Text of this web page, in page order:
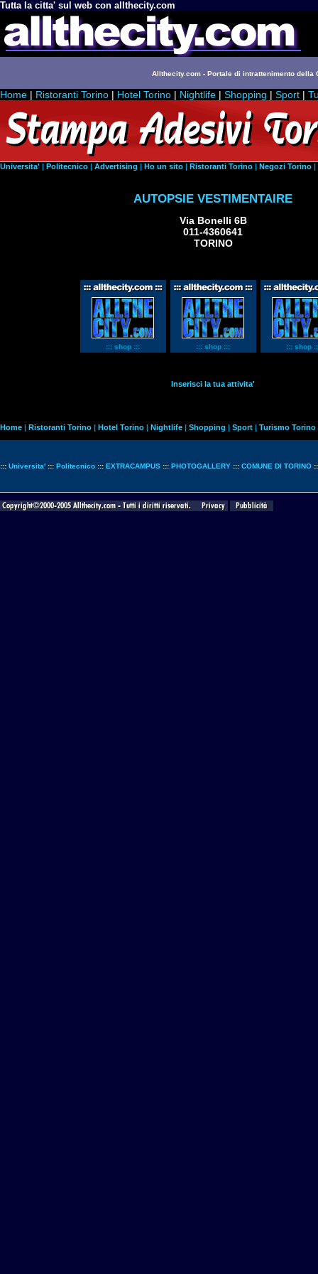
Tutta la citta' sul web con allthecity.com
Allthecity.com - Portale di intrattenimento della
Home | Ristoranti Torino | Hotel Torino | Nightlife | Shopping | Sport |
Universita' | Politecnico | Advertising | Ho un sito | Ristoranti Torino | Negozi Torino |
AUTOPSIE VESTIMENTAIRE
Via Bonelli 6B
011-4360641
TORINO
::: shop ::: ::: shop ::: ::: shop
Inserisci la tua attivita'
Home | Ristoranti Torino | Hotel Torino | Nightlife | Shopping | Sport | Turismo Torino
::: Universita' ::: Politecnico ::: EXTRACAMPUS ::: PHOTOGALLERY ::: COMUNE DI TORINO